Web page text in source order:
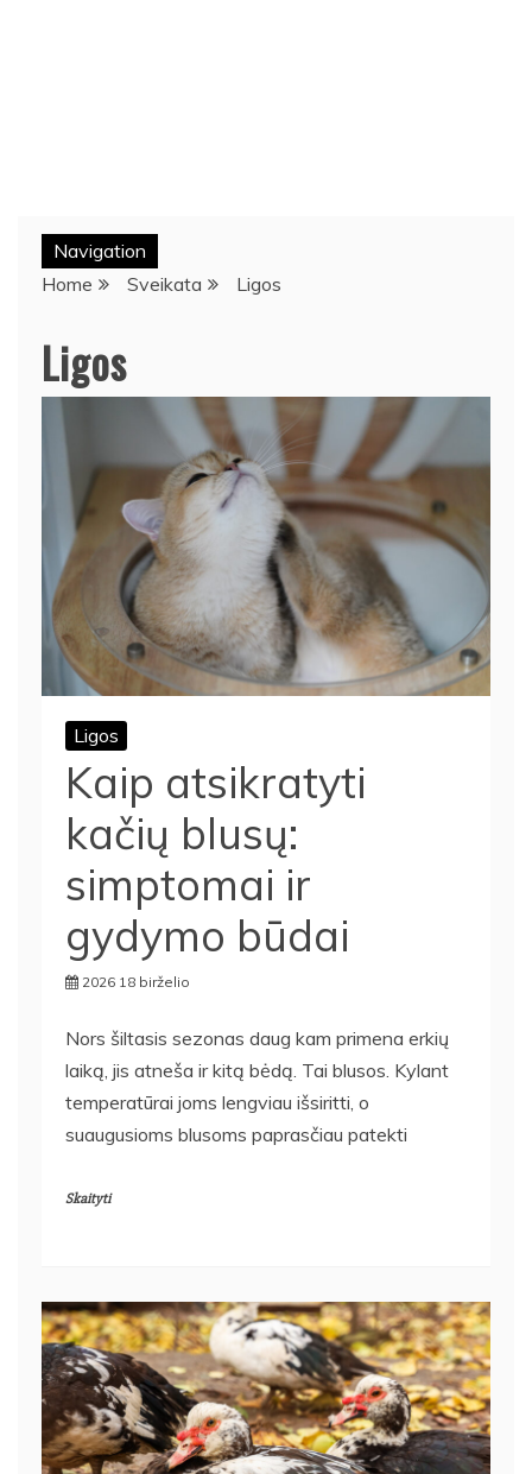
Navigation
Home
Sveikata Ligos
Ligos
Ligos
Kaip atsikratyti
kačių blusų:
simptomai ir
gydymo būdai
2026 18 birželio
Nors šiltasis sezonas daug kam primena erkių
laiką, jis atneša ir kitą bėdą. Tai blusos. Kylant
temperatūrai joms lengviau išsiritti, o
suaugusioms blusoms paprasčiau patekti
Skaityti